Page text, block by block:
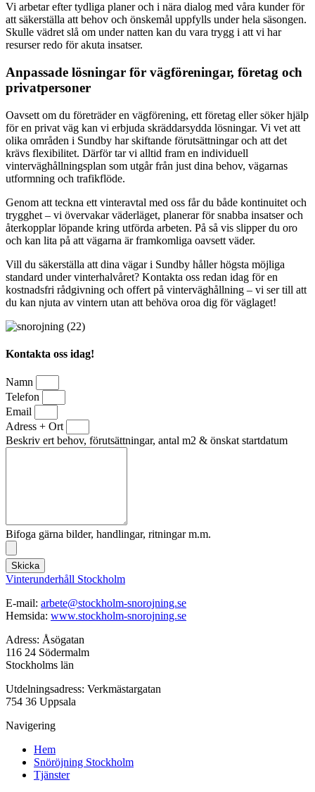
Vi arbetar efter tydliga planer och i nära dialog med våra kunder för
att säkerställa att behov och önskemål uppfylls under hela säsongen.
Skulle vädret slå om under natten kan du vara trygg i att vi har
resurser redo för akuta insatser.
Anpassade lösningar för vägföreningar, företag och
privatpersoner
Oavsett om du företräder en vägförening, ett företag eller söker hjälp
för en privat väg kan vi erbjuda skräddarsydda lösningar. Vi vet att
olika områden i Sundby har skiftande förutsättningar och att det
krävs flexibilitet. Därför tar vi alltid fram en individuell
vinterväghållningsplan som utgår från just dina behov, vägarnas
utformning och trafikflöde.
Genom att teckna ett vinteravtal med oss får du både kontinuitet och
trygghet – vi övervakar väderläget, planerar för snabba insatser och
återkopplar löpande kring utförda arbeten. På så vis slipper du oro
och kan lita på att vägarna är framkomliga oavsett väder.
Vill du säkerställa att dina vägar i Sundby håller högsta möjliga
standard under vinterhalvåret? Kontakta oss redan idag för en
kostnadsfri rådgivning och offert på vinterväghållning – vi ser till att
du kan njuta av vintern utan att behöva oroa dig för väglaget!
Kontakta oss idag!
Namn
Telefon
Email
Adress + Ort
Beskriv ert behov, förutsättningar, antal m2 & önskat startdatum
Bifoga gärna bilder, handlingar, ritningar m.m.
Skicka
Vinterunderhåll Stockholm
E-mail: arbete@stockholm-snorojning.se
Hemsida: www.stockholm-snorojning.se
Adress: Åsögatan
116 24 Södermalm
Stockholms län
Utdelningsadress: Verkmästargatan
754 36 Uppsala
Navigering
Hem
Snöröjning Stockholm
Tjänster